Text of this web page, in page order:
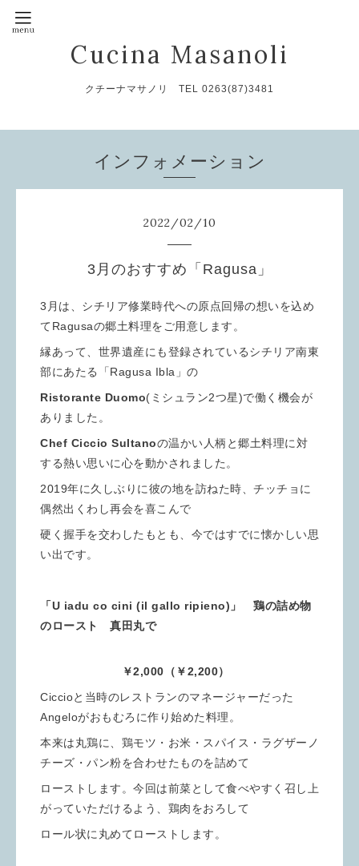
Cucina Masanoli
クチーナマサノリ TEL 0263(87)3481
インフォメーション
2022/02/10
3月のおすすめ「Ragusa」
3月は、シチリア修業時代への原点回帰の想いを込め
てRagusaの郷土料理をご用意します。
縁あって、世界遺産にも登録されているシチリア南東
部にあたる「Ragusa Ibla」の
Ristorante Duomo(ミシュラン2つ星)で働く機会が
ありました。
Chef Ciccio Sultanoの温かい人柄と郷土料理に対
する熱い思いに心を動かされました。
2019年に久しぶりに彼の地を訪ねた時、チッチョに
偶然出くわし再会を喜こんで
硬く握手を交わしたもとも、今ではすでに懐かしい思
い出です。
「U iadu co cini (il gallo ripieno)」 鶏の詰め物
のロースト 真田丸で
￥2,000（￥2,200）
Ciccioと当時のレストランのマネージャーだった
Angeloがおもむろに作り始めた料理。
本来は丸鶏に、鶏モツ・お米・スパイス・ラグザーノ
チーズ・パン粉を合わせたものを詰めて
ローストします。今回は前菜として食べやすく召し上
がっていただけるよう、鶏肉をおろして
ロール状に丸めてローストします。